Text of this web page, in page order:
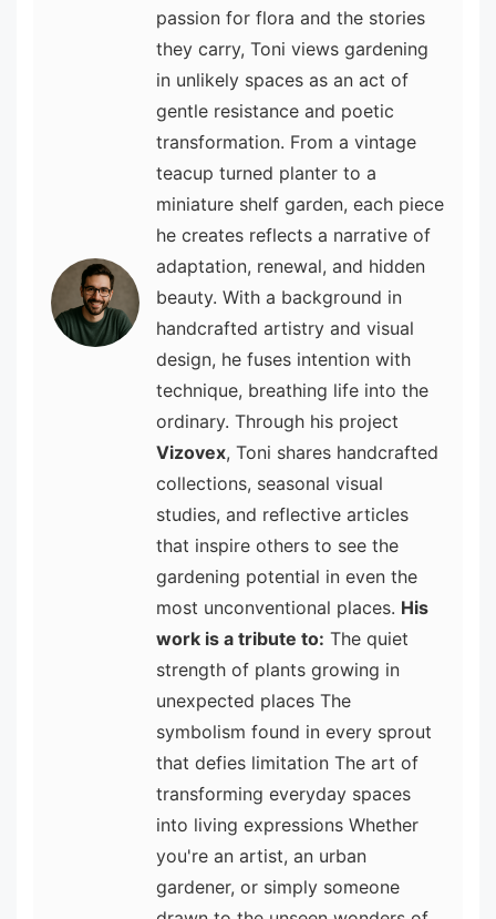
passion for flora and the stories
they carry, Toni views gardening
in unlikely spaces as an act of
gentle resistance and poetic
transformation. From a vintage
teacup turned planter to a
miniature shelf garden, each piece
he creates reflects a narrative of
adaptation, renewal, and hidden
beauty. With a background in
handcrafted artistry and visual
design, he fuses intention with
technique, breathing life into the
ordinary. Through his project
Vizovex, Toni shares handcrafted
collections, seasonal visual
studies, and reflective articles
that inspire others to see the
gardening potential in even the
most unconventional places. His
work is a tribute to: The quiet
strength of plants growing in
unexpected places The
symbolism found in every sprout
that defies limitation The art of
transforming everyday spaces
into living expressions Whether
you're an artist, an urban
gardener, or simply someone